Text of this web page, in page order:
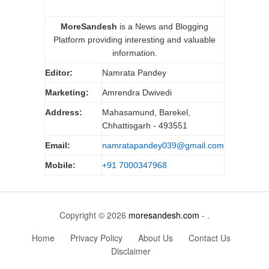
MoreSandesh is a News and Blogging
Platform providing interesting and valuable
information.
Editor: Namrata Pandey
Marketing: Amrendra Dwivedi
Address:
Mahasamund, Barekel,
Chhattisgarh - 493551
Email: namratapandey039@gmail.com
Mobile: +91 7000347968
Copyright © 2026 moresandesh.com - .
Home
Privacy Policy About Us
Contact Us
Disclaimer